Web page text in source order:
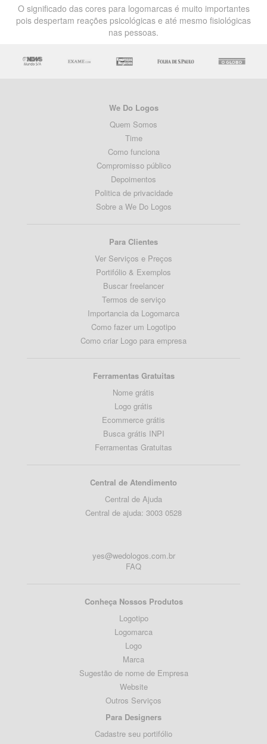
O significado das cores para logomarcas é muito importantes
pois despertam reações psicológicas e até mesmo fisiológicas
nas pessoas.
We Do Logos
Quem Somos
Time
Como funciona
Compromisso público
Depoimentos
Politica de privacidade
Sobre a We Do Logos
Para Clientes
Ver Serviços e Preços
Portifólio & Exemplos
Buscar freelancer
Termos de serviço
Importancia da Logomarca
Como fazer um Logotipo
Como criar Logo para empresa
Ferramentas Gratuitas
Nome grátis
Logo grátis
Ecommerce grátis
Busca grátis INPI
Ferramentas Gratuitas
Central de Atendimento
Central de Ajuda
Central de ajuda: 3003 0528
yes@wedologos.com.br
FAQ
Conheça Nossos Produtos
Logotipo
Logomarca
Logo
Marca
Sugestão de nome de Empresa
Website
Outros Serviços
Para Designers
Cadastre seu portifólio